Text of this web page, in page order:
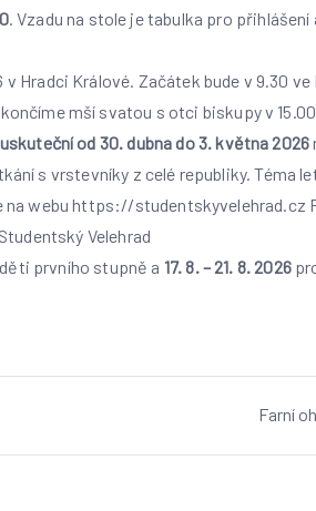
. Vzadu na stole je tabulka pro přihlášení
v Hradci Králové. Začátek bude v 9.30
mší svatou s otci biskupy v
uskuteční od 30. dubna do 3. května 2026
s vrstevníky z celé republiky. Téma
na webu https://studentskyvelehrad.cz
Velehrad
prvního stupně a 17. 8. – 21. 8. 2026
Farní